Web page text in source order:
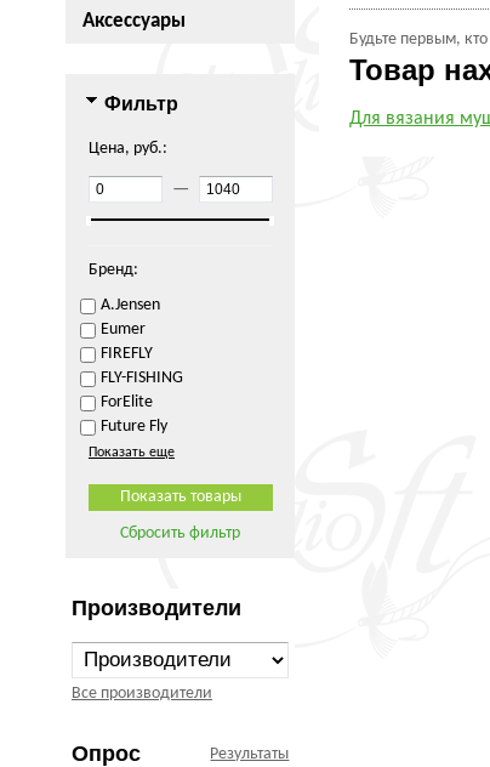
Аксессуары
Фильтр
Цена, руб.:
—
Бренд:
A.Jensen
Eumer
FIREFLY
FLY-FISHING
ForElite
Future Fly
Показать еще
Сбросить фильтр
Производители
Все производители
Опрос Результаты
Будьте первым,
Товар
Для вязания